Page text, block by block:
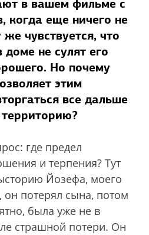
в вашем фильме с
когда еще ничего не
чувствуется, что
доме не сулят его
Но почему
этим
все дальше
где предел
и терпения? Тут
Йозефа, моего
он потерял сына, потом
была уже не в
страшной потери. Он